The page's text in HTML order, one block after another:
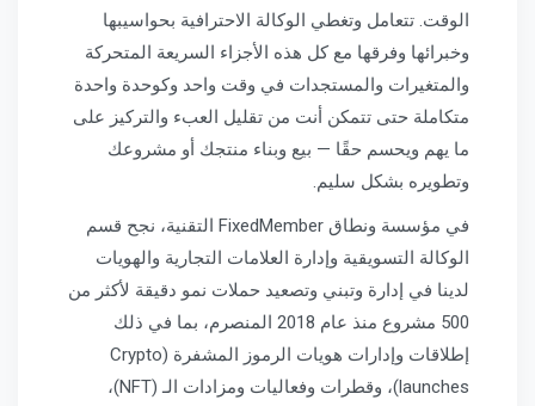
الوقت. تتعامل وتغطي الوكالة الاحترافية بحواسيبها
وخبرائها وفرقها مع كل هذه الأجزاء السريعة المتحركة
والمتغيرات والمستجدات في وقت واحد وكوحدة واحدة
متكاملة حتى تتمكن أنت من تقليل العبء والتركيز على
ما يهم ويحسم حقًا — بيع وبناء منتجك أو مشروعك
وتطويره بشكل سليم.
في مؤسسة ونطاق FixedMember التقنية، نجح قسم
الوكالة التسويقية وإدارة العلامات التجارية والهويات
لدينا في إدارة وتبني وتصعيد حملات نمو دقيقة لأكثر من
500 مشروع منذ عام 2018 المنصرم، بما في ذلك
إطلاقات وإدارات هويات الرموز المشفرة (Crypto
launches)، وقطرات وفعاليات ومزادات الـ (NFT)،